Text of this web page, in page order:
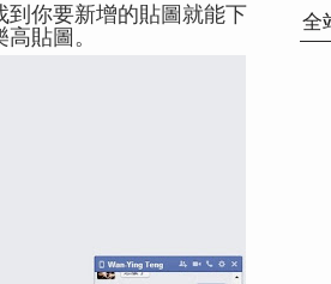
你要新增的貼圖就能下
貼圖。
全